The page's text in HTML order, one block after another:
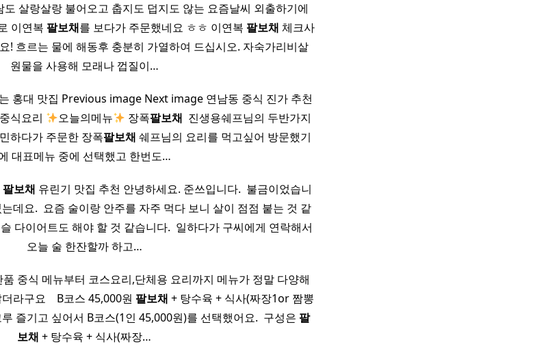
살랑살랑 불어오고 춥지도 덥지도 않는 요즘날씨 외출하기에
이연복 팔보채를 보다가 주문했네요 ㅎㅎ 이연복 팔보채 체크사
! 흐르는 물에 해동후 충분히 가열하여 드십시오. 자숙가리비살
원물을 사용해 모래나 껍질이…
홍대 맛집 Previous image Next image 연남동 중식 진가 추천
식요리
오늘의메뉴 장폭팔보채 ​ 진생용쉐프님의 두반가지
하다가 주문한 장폭팔보채 쉐프님의 요리를 먹고싶어 방문했기
대표메뉴 중에 선택했고 한번도…
팔보채 유린기 맛집 추천 안녕하세요. 준쓰입니다. ​ 불금이었습니
데요. ​ 요즘 술이랑 안주를 자주 먹다 보니 살이 점점 붙는 것 같
다이어트도 해야 할 것 같습니다. ​ 일하다가 구씨에게 연락해서
오늘 술 한잔할까 하고…
중식 메뉴부터 코스요리,단체용 요리까지 메뉴가 정말 다양해
라구요 ​ ​ ​ B코스 45,000원 팔보채 + 탕수육 + 식사(짜장1or 짬뽕
즐기고 싶어서 B코스(1인 45,000원)를 선택했어요. ​ 구성은 팔
보채 + 탕수육 + 식사(짜장…